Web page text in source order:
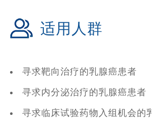
适用人群
寻求靶向治疗的乳腺癌患者
寻求内分泌治疗的乳腺癌患者
寻求临床试验药物入组机会的